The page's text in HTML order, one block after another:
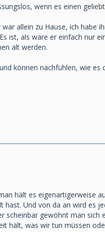
wenn es einen
allein zu Hause, ich habe
ist, als wäre er einfach nur
alt werden.
können nachfühlen, wie es
hält es eigenartigerweise
Und von da an wird es
scheinbar gewöhnt man sich
hält, was wir tun müssen